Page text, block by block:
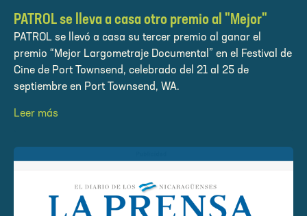
PATROL se lleva a casa otro premio al "Mejor"
PATROL se llevó a casa su tercer premio al ganar el
premio “Mejor Largometraje Documental” en el Festival de
Cine de Port Townsend, celebrado del 21 al 25 de
septiembre en Port Townsend, WA.
Leer más